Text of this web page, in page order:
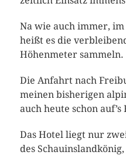
Na wie auch immer,
heißt es die
Höhenmeter sammeln.
Die Anfahrt nach
meinen bisherigen
auch heute schon
Das Hotel liegt nur
des